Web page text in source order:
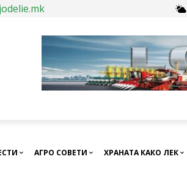
АГРО СОВЕТИ ХРАНАТА КАКО ЛЕК